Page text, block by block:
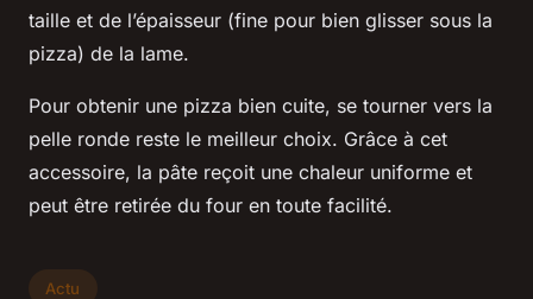
taille et de l’épaisseur (fine pour bien glisser sous la
pizza) de la lame.
Pour obtenir une pizza bien cuite, se tourner vers la
pelle ronde reste le meilleur choix. Grâce à cet
accessoire, la pâte reçoit une chaleur uniforme et
peut être retirée du four en toute facilité.
Actu